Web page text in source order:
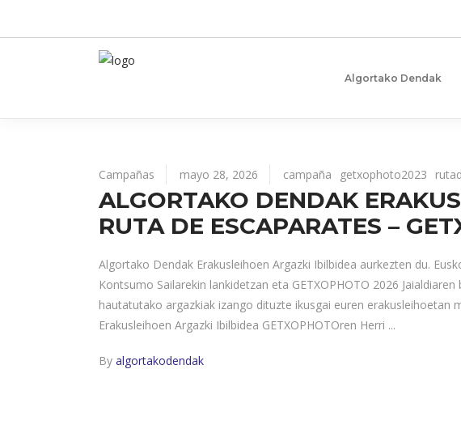
Algortako Dendak
Campañas mayo 28, 2026 campaña getxophoto2023
ALGORTAKO DENDAK
RUTA DE ESCAPARATES –
Algortako Dendak Erakusleihoen Argazki Ibilbidea aurkezten du.
Kontsumo Sailarekin lankidetzan eta GETXOPHOTO 2026
hautatutako argazkiak izango dituzte ikusgai euren erakusleihoetan
Erakusleihoen Argazki Ibilbidea GETXOPHOTOren Herri
By algortakodendak